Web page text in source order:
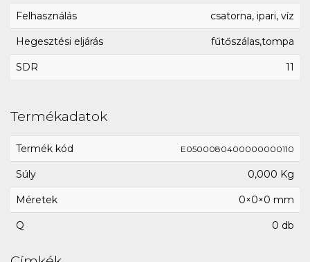
Felhasználás csatorna, ipari, víz
Hegesztési eljárás fűtőszálas,tompa
SDR 11
Termékadatok
Termék kód E0500080400000000110
Súly 0,000 Kg
Méretek 0×0×0 mm
Q 0 db